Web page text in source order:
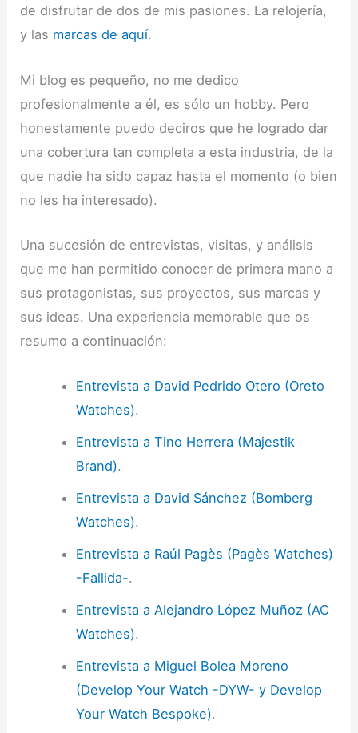
de disfrutar de dos de mis pasiones. La relojería,
y las marcas de aquí.
Mi blog es pequeño, no me dedico
profesionalmente a él, es sólo un hobby. Pero
honestamente puedo deciros que he logrado dar
una cobertura tan completa a esta industria, de la
que nadie ha sido capaz hasta el momento (o bien
no les ha interesado).
Una sucesión de entrevistas, visitas, y análisis
que me han permitido conocer de primera mano a
sus protagonistas, sus proyectos, sus marcas y
sus ideas. Una experiencia memorable que os
resumo a continuación:
Entrevista a David Pedrido Otero (Oreto
Watches).
Entrevista a Tino Herrera (Majestik
Brand).
Entrevista a David Sánchez (Bomberg
Watches).
Entrevista a Raúl Pagès (Pagès Watches)
-Fallida-.
Entrevista a Alejandro López Muñoz (AC
Watches).
Entrevista a Miguel Bolea Moreno
(Develop Your Watch -DYW- y Develop
Your Watch Bespoke).